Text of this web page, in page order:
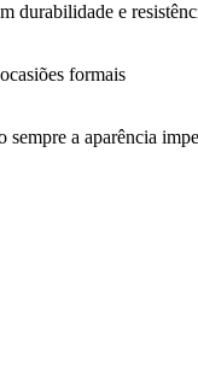
durabilidade e
formais
sempre a aparência